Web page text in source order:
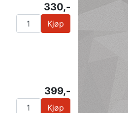
330,-
Kjøp
399,-
Kjøp